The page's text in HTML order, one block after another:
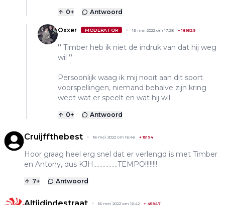
0+ Antwoord
Oxxer MODERATOR 16 mei 2022 om 17:28 +189529
'' Timber heb ik niet de indruk van dat hij weg
wil ''
Persoonlijk waag ik mij nooit aan dit soort
voorspellingen, niemand behalve zijn kring
weet wat er speelt en wat hij wil.
0+ Antwoord
Cruijffthebest 16 mei 2022 om 16:46 +15194
Hoor graag heel erg snel dat er verlengd is met Timber
en Antony, dus KJH................TEMPO!!!!!!!!
7+ Antwoord
16 mei 2022 om 16:42 + 45847